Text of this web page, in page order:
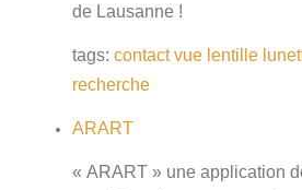
de Lausanne !
tags: contact vue lentille
recherche
ARART
« ARART » une application